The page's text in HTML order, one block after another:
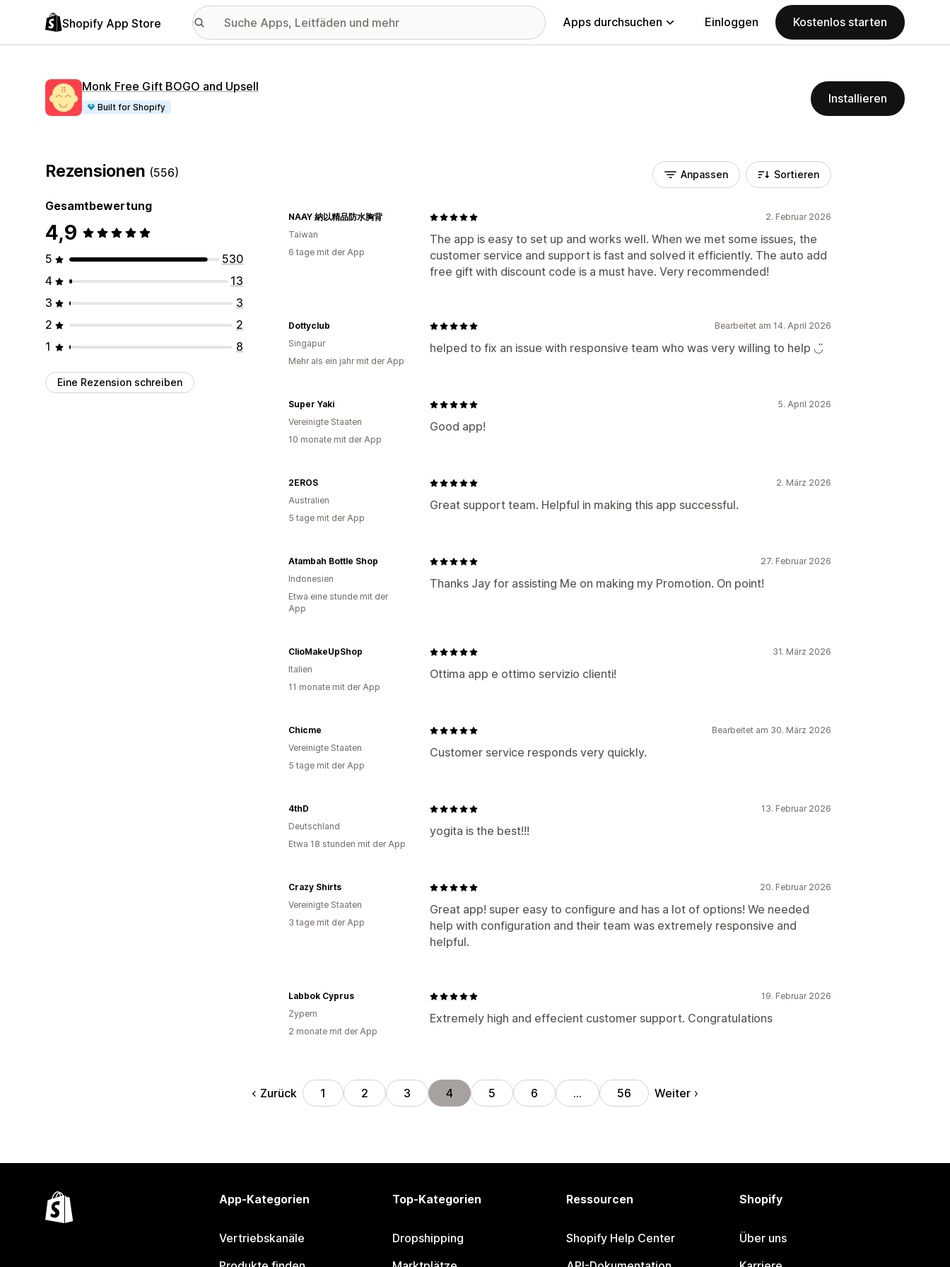
Shopify App Store Apps durchsuchen Einloggen Kostenlos starten
Monk Free Gift BOGO and Upsell
Built for Shopify
Installieren
Rezensionen (556)
Gesamtbewertung
4,9
5
530
4
13
3
3
2
2
1
8
Eine Rezension schreiben
Anpassen Sortieren
2. Februar 2026
The app is easy to set up and works well. When we met some issues, the
customer service and support is fast and solved it efficiently. The auto add
free gift with discount code is a must have. Very recommended!
NAAY 納以精品防水胸背
Taiwan
6 tage mit der App
Bearbeitet am 14. April 2026
helped to fix an issue with responsive team who was very willing to help ◡̈
Dottyclub
Singapur
Mehr als ein jahr mit der App
5. April 2026
Good app!
Super Yaki
Vereinigte Staaten
10 monate mit der App
2. März 2026
Great support team. Helpful in making this app successful.
2EROS
Australien
5 tage mit der App
27. Februar 2026
Thanks Jay for assisting Me on making my Promotion. On point!
Atambah Bottle Shop
Indonesien
Etwa eine stunde mit der
App
31. März 2026
Ottima app e ottimo servizio clienti!
ClioMakeUpShop
Italien
11 monate mit der App
Bearbeitet am 30. März 2026
Customer service responds very quickly.
Chicme
Vereinigte Staaten
5 tage mit der App
13. Februar 2026
yogita is the best!!!
4thD
Deutschland
Etwa 18 stunden mit der App
20. Februar 2026
Great app! super easy to configure and has a lot of options! We needed
help with configuration and their team was extremely responsive and
helpful.
Crazy Shirts
Vereinigte Staaten
3 tage mit der App
19. Februar 2026
Extremely high and effecient customer support. Congratulations
Labbok Cyprus
Zypern
2 monate mit der App
Zurück 1 2 3 4 5 6 … 56 Weiter
App-Kategorien
Vertriebskanäle
Top-Kategorien
Dropshipping
Ressourcen
Shopify Help Center
Shopify
Über uns